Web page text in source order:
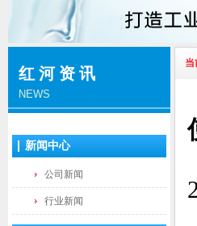
红河资讯
NEWS
新闻中心
公司新闻
行业新闻
当